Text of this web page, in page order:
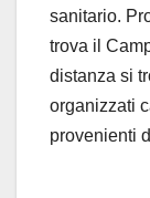
sanitario.
trova il
distanza si
organizzati
provenienti